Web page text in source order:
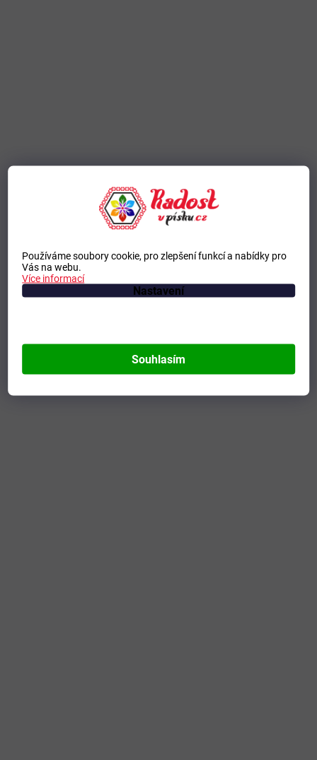
Používáme soubory cookie, pro zlepšení funkcí a nabídky pro
Vás na webu.
Více informací
Nastavení
Souhlasím